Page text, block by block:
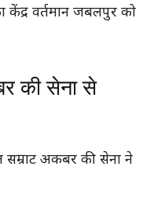
केंद्र वर्तमान जबलपुर को
की सेना से
अकबर की सेना ने